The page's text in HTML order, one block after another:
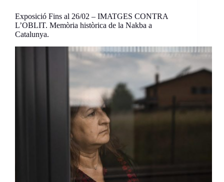
Exposició Fins al 26/02 – IMATGES CONTRA
L’OBLIT. Memòria històrica de la Nakba a
Catalunya.